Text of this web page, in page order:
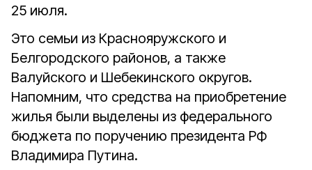
25 июля.
Это семьи из Краснояружского и
Белгородского районов, а также
Валуйского и Шебекинского округов.
Напомним, что средства на приобретение
жилья были выделены из федерального
бюджета по поручению президента РФ
Владимира Путина.